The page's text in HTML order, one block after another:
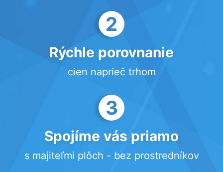
2
Rýchle porovnanie
cien naprieč trhom
3
Spojíme vás priamo
s majiteľmi plôch - bez prostredníkov